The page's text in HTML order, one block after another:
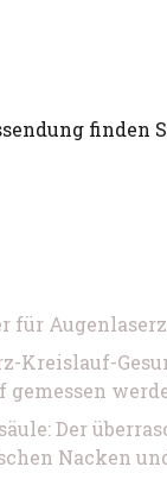
finden
für
Kreislauf-
Der
Nacken